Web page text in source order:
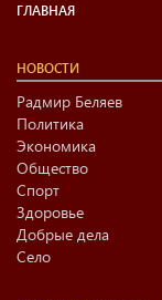
ГЛАВНАЯ
НОВОСТИ
Радмир Беляев
Политика
Экономика
Общество
Спорт
Здоровье
Добрые дела
Село